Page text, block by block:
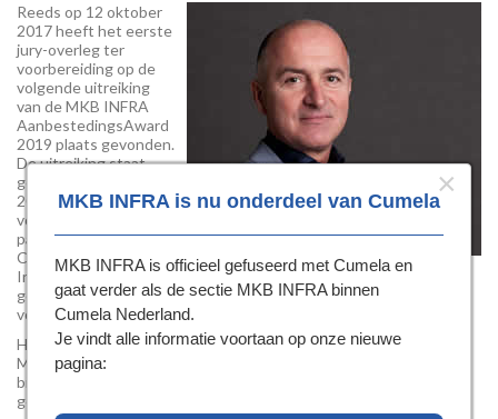
Reeds op 12 oktober
2017 heeft het eerste
jury-overleg ter
voorbereiding op de
volgende uitreiking
van de MKB INFRA
AanbestedingsAward
2019 plaats gevonden.
De uitreiking staat
gepland op 17 januari
2019, evenals de
vorige versie in het
paviljoen van de
CROW op de
InfraTech in Rotterdam. Nu lijkt 2019 nog heel ver weg, zo werd
gesteld, maar inmiddels is de organisatie al weer gestart met de
voorbereiding van dit evenement.
Het belangrijkste aanbestedingscriterium hierbij is en blijft “dat
MKB-bedrijven in het algemeen en MKB-INFRA bedrijven in het
bijzonder, bij aanbestedingen een voor alle marktpartijen geldend
gelijk speelveld krijgen”.
×
MKB INFRA is nu onderdeel van Cumela
MKB INFRA is officieel gefuseerd met Cumela en
gaat verder als de sectie MKB INFRA binnen
Cumela Nederland.
Je vindt alle informatie voortaan op onze nieuwe
pagina: